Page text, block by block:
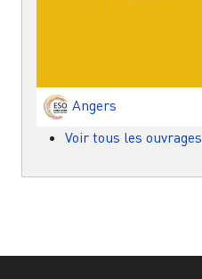
Angers
Voir tous les ouvrages